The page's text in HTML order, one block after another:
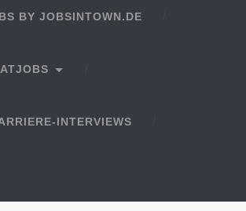
BY JOBSINTOWN.DE
INTERVIEWS